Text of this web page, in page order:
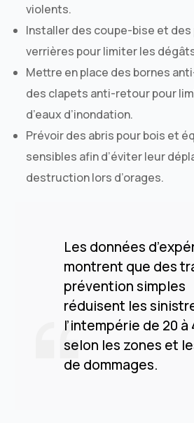
violents.
Installer des coupe-bise et
verrières pour limiter les
Mettre en place des bornes
des clapets anti-retour pour
d’eaux d’inondation.
Prévoir des abris pour bois et
sensibles afin d’éviter leur
destruction lors d’orages.
Les données
montrent que des
prévention simples
réduisent les
l’intempérie de 20 à
selon les zones et
de dommages.